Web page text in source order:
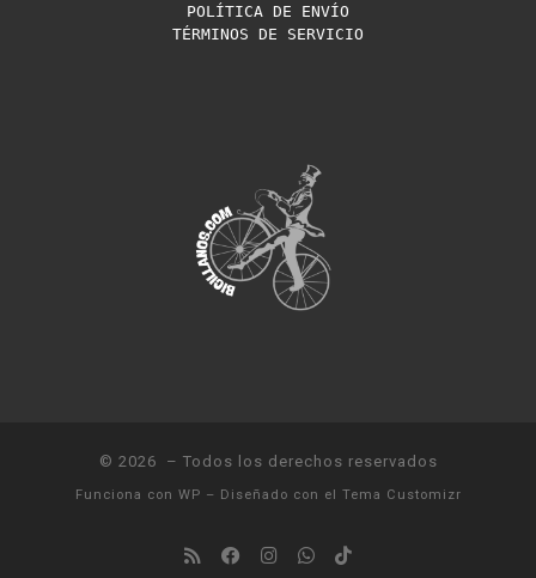
POLÍTICA DE ENVÍO
TÉRMINOS DE SERVICIO
© 2026 – Todos los derechos reservados
Funciona con WP – Diseñado con el Tema Customizr